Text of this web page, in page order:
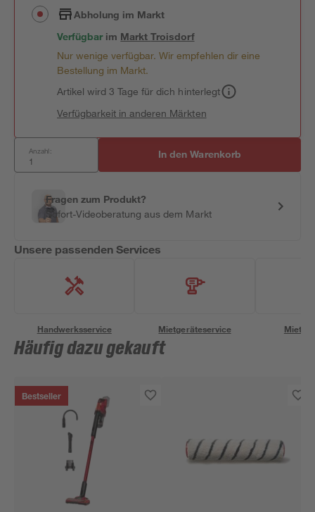
Abholung im Markt
Verfügbar im MarktTroisdorf
Nur wenige verfügbar. Wir empfehlen dir eine
Bestellung im Markt.
Artikel wird 3 Tage für dich hinterlegt
Verfügbarkeit in anderen Märkten
Anzahl: In den Warenkorb
Fragen zum Produkt?
Sofort-Videoberatung aus dem Markt
Unsere passenden Services
Handwerksservice Mietgeräteservice
Häufig dazu gekauft
Bestseller